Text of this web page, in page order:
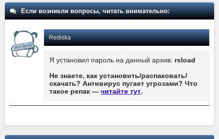
Если возникли вопросы, читать внимательно:
Rediska
Я установил пароль на данный архив: rsload
Не знаете, как установить/распаковать/
скачать? Антивирус пугает угрозами? Что
такое репак — читайте тут.